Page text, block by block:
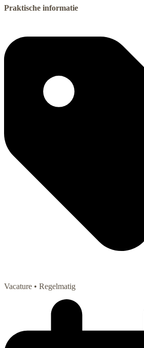
Praktische informatie
Vacature • Regelmatig